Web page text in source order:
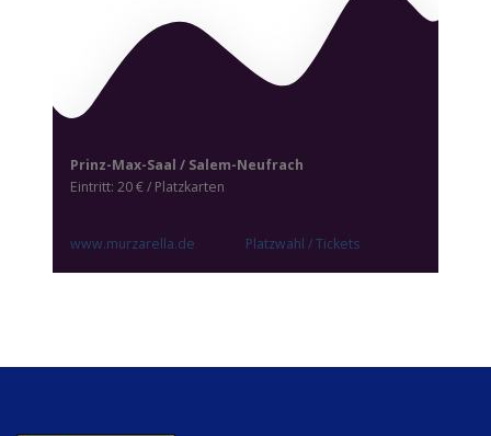
Prinz-Max-Saal / Salem-Neufrach
Eintritt: 20 € / Platzkarten
www.murzarella.de Platzwahl / Tickets